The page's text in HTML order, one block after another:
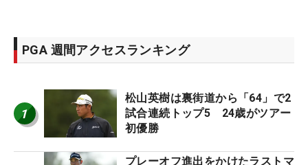
PGA 週間アクセスランキング
1
松山英樹は裏街道から「64」で2
試合連続トップ5 24歳がツアー
初優勝
プレーオフ進出をかけたラストマ